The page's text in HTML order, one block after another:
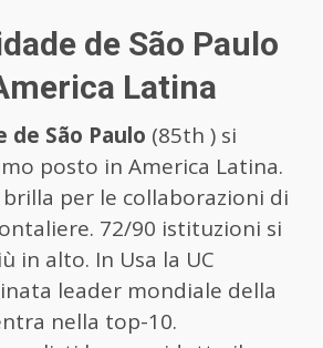
de São Paulo
Latina
de São Paulo (85th ) si
posto in America Latina.
per le collaborazioni di
72/90 istituzioni si
in alto. In Usa la UC
leader mondiale della
nella top-10.